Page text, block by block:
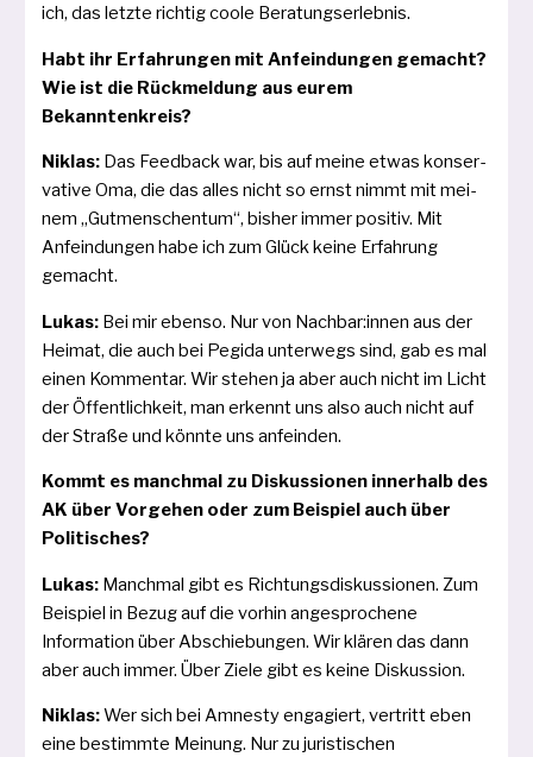
ich, das letz­te rich­tig coo­le Beratungserlebnis.
Habt ihr Erfahrungen mit Anfeindungen gemacht?
Wie ist die Rückmeldung aus eurem
Bekanntenkreis?
Niklas: Das Feedback war, bis auf mei­ne etwas kon­ser­
va­ti­ve Oma, die das alles nicht so ernst nimmt mit mei­
nem „Gutmenschentum“, bis­her immer posi­tiv. Mit
Anfeindungen habe ich zum Glück kei­ne Erfahrung
gemacht.
Lukas: Bei mir eben­so. Nur von Nachbar:innen aus der
Heimat, die auch bei Pegida unter­wegs sind, gab es mal
einen Kommentar. Wir ste­hen ja aber auch nicht im Licht
der Öffentlichkeit, man erkennt uns also auch nicht auf
der Straße und könn­te uns anfeinden.
Kommt es manch­mal zu Diskussionen inner­halb des
AK über Vorgehen oder zum Beispiel auch über
Politisches?
Lukas: Manchmal gibt es Richtungsdiskussionen. Zum
Beispiel in Bezug auf die vor­hin ange­spro­che­ne
Information über Abschiebungen. Wir klä­ren das dann
aber auch immer. Über Ziele gibt es kei­ne Diskussion.
Niklas:Wer sich bei Amnesty enga­giert, ver­tritt eben
eine bestimm­te Meinung. Nur zu juris­ti­schen